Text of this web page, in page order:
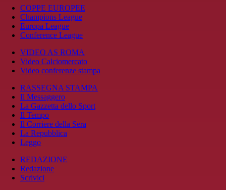
COPPE EUROPEE
Champions League
Europa League
Conference League
VIDEO AS ROMA
Video Calciomercato
Video conferenze stampa
RASSEGNA STAMPA
Il Messaggero
La Gazzetta dello Sport
Il Tempo
Il Corriere della Sera
La Repubblica
Leggo
REDAZIONE
Redazione
Scrivici